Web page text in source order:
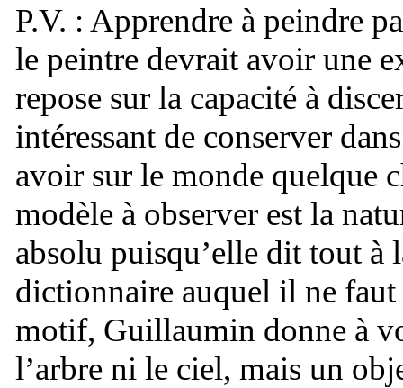
P.V. : Apprendre à peindre
le peintre devrait avoir une
repose sur la capacité à
intéressant de conserver
avoir sur le monde quelque
modèle à observer est la
absolu puisqu’elle dit tout à
dictionnaire auquel il ne faut
motif, Guillaumin donne à
l’arbre ni le ciel, mais un